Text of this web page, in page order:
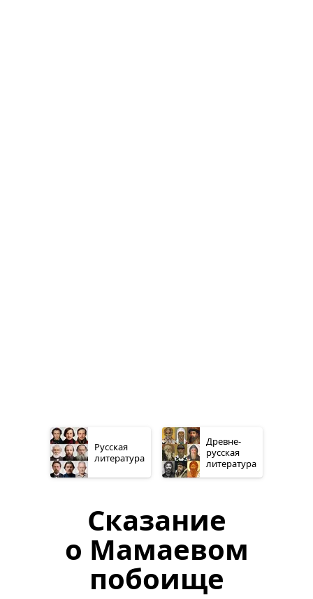
Русская
литература
Древне­
русская
литература
Сказание
о Мамаевом
побоище